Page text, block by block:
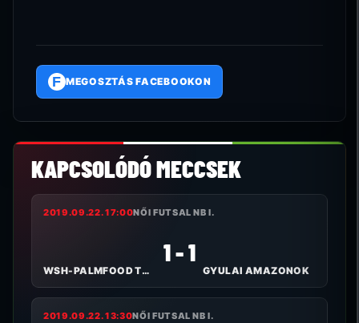
F MEGOSZTÁS FACEBOOKON
KAPCSOLÓDÓ MECCSEK
2019.09.22. 17:00NŐI FUTSAL NB I.
WSH-PALMFOOD TOLNA-MÖZS
1 - 1
GYULAI AMAZONOK
2019.09.22. 13:30NŐI FUTSAL NB I.